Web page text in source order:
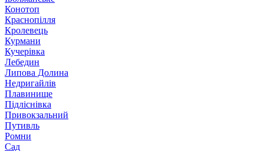
Конотоп
Краснопілля
Кролевець
Курмани
Кучерівка
Лебедин
Липова Долина
Недригайлів
Плавинище
Підліснівка
Привокзальний
Путивль
Ромни
Сад